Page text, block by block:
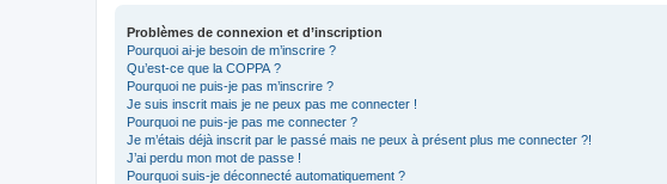
Problèmes de connexion et d’inscription
Pourquoi ai-je besoin de m’inscrire ?
Qu’est-ce que la COPPA ?
Pourquoi ne puis-je pas m’inscrire ?
Je suis inscrit mais je ne peux pas me connecter !
Pourquoi ne puis-je pas me connecter ?
Je m’étais déjà inscrit par le passé mais ne peux à présent plus me connecter ?!
J’ai perdu mon mot de passe !
Pourquoi suis-je déconnecté automatiquement ?